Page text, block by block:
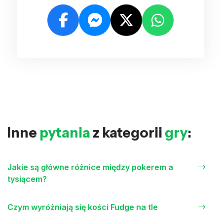
Inne pytania z kategorii gry:
Jakie są główne różnice między pokerem a
tysiącem?
Czym wyróżniają się kości Fudge na tle